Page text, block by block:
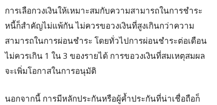
การเลือกวงเงินให้เหมาะสมกับความสามารถในการชำระ
หนี้ก็สำคัญไม่แพ้กัน ไม่ควรขอวงเงินที่สูงเกินกว่าความ
สามารถในการผ่อนชำระ โดยทั่วไปการผ่อนชำระต่อเดือน
ไม่ควรเกิน 1 ใน 3 ของรายได้ การขอวงเงินที่สมเหตุสมผล
จะเพิ่มโอกาสในการอนุมัติ
นอกจากนี้ การมีหลักประกันหรือผู้ค้ำประกันที่น่าเชื่อถือก็